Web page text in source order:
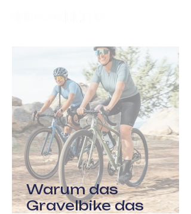
Warum das
Gravelbike das